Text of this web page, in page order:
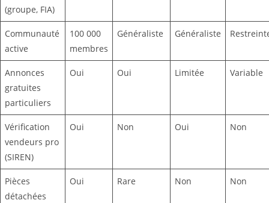
(groupe, FIA)
Communauté
active
100 000
membres
Généraliste Généraliste
Annonces
gratuites
particuliers
Oui Oui Limitée Variable
Vérification
vendeurs pro
(SIREN)
Oui Non Oui Non
Pièces
détachées
Oui Rare Non Non